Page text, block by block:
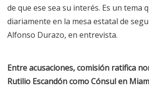
de que ese sea su interés. Es un tema
diariamente en la mesa estatal de
Alfonso Durazo, en entrevista.
Entre acusaciones, comisión ratifica
Rutilio Escandón como Cónsul en